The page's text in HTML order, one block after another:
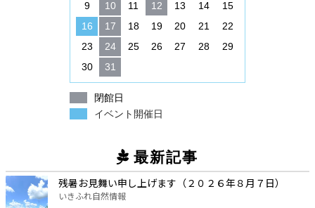
9
10 11 12 13 14
15
16
17 18 19 20 21
22
23
24 25 26 27 28
29
30
31
閉館日
イベント開催日
最新記事
残暑お見舞い申し上げます（２０２６年８月７日）
いきふれ自然情報